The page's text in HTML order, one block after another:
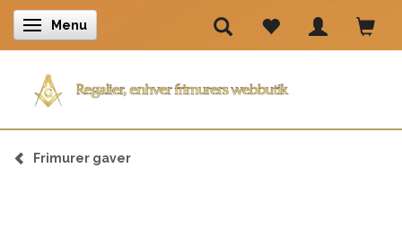
Skifte navigation
Menu
Frimurer gaver